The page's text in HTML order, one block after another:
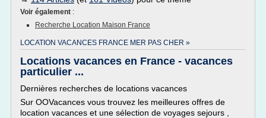
Voir également :
Recherche Location Maison France
LOCATION VACANCES FRANCE MER PAS CHER »
Locations vacances en France - vacances
particulier ...
Dernières recherches de locations vacances
Sur OOVacances vous trouvez les meilleures offres de
location vacances et une sélection de voyages sejours ,